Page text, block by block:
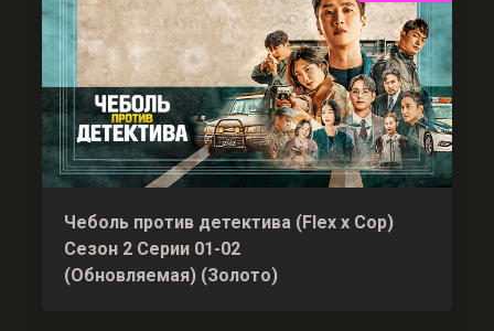
Чеболь против детектива (Flex x Cop)
Сезон 2 Серии 01-02
(Обновляемая) (Золото)